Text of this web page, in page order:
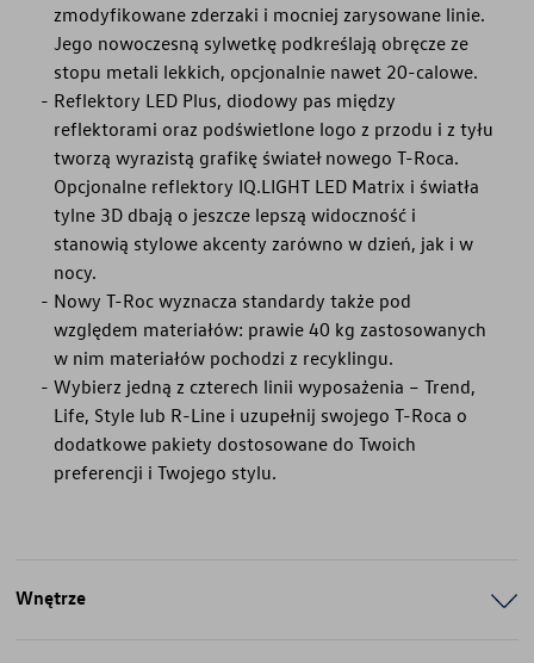
zmodyfikowane zderzaki i mocniej zarysowane linie.
Jego nowoczesną sylwetkę podkreślają obręcze ze
stopu metali lekkich, opcjonalnie nawet 20-calowe.
Reflektory LED Plus, diodowy pas między
reflektorami oraz podświetlone logo z przodu i z tyłu
tworzą wyrazistą grafikę świateł nowego T-Roca.
Opcjonalne reflektory IQ.LIGHT LED Matrix i światła
tylne 3D dbają o jeszcze lepszą widoczność i
stanowią stylowe akcenty zarówno w dzień, jak i w
nocy.
Nowy T-Roc wyznacza standardy także pod
względem materiałów: prawie 40 kg zastosowanych
w nim materiałów pochodzi z recyklingu.
Wybierz jedną z czterech linii wyposażenia – Trend,
Life, Style lub R-Line i uzupełnij swojego T-Roca o
dodatkowe pakiety dostosowane do Twoich
preferencji i Twojego stylu.
Wnętrze